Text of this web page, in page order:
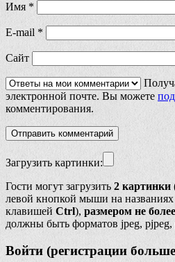
Имя *
E-mail *
Сайт
электронной почте. Вы можете
комментирования.
Загрузить картинки:
Гости могут загрузить 2 картинки
левой кнопкой мыши на названиях
клавишей Ctrl), размером не
должны быть форматов jpeg, pjpeg,
Войти (регистрации